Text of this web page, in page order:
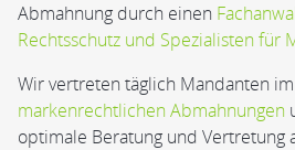
Abmahnung durch einen
Rechtsschutz und Spezialisten für
Wir vertreten täglich Mandanten
markenrechtlichen Abmahnungen
optimale Beratung und Vertretung